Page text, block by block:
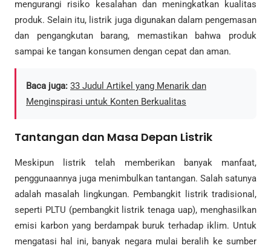
mengurangi risiko kesalahan dan meningkatkan kualitas
produk. Selain itu, listrik juga digunakan dalam pengemasan
dan pengangkutan barang, memastikan bahwa produk
sampai ke tangan konsumen dengan cepat dan aman.
Baca juga: 33 Judul Artikel yang Menarik dan
Menginspirasi untuk Konten Berkualitas
Tantangan dan Masa Depan Listrik
Meskipun listrik telah memberikan banyak manfaat,
penggunaannya juga menimbulkan tantangan. Salah satunya
adalah masalah lingkungan. Pembangkit listrik tradisional,
seperti PLTU (pembangkit listrik tenaga uap), menghasilkan
emisi karbon yang berdampak buruk terhadap iklim. Untuk
mengatasi hal ini, banyak negara mulai beralih ke sumber